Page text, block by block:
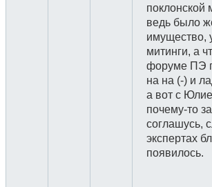
поклонской
ведь было
имущество,
митинги, а
форуме ПЭ
на на (-) и
а вот с
почему-то
соглашусь,
экспертах
появилось.